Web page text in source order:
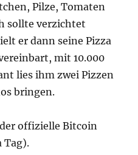
Pilze, Tomaten
sollte verzichtet
er dann seine Pizza
mit 10.000
lies ihm zwei Pizzen
bringen.
offizielle Bitcoin
Tag).